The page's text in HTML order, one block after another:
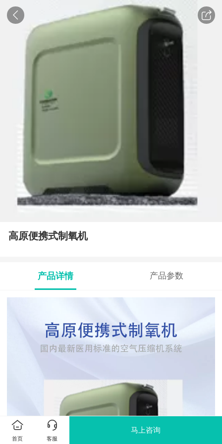
高原便携式制氧机
产品详情 产品参数
首页 客服
马上咨询